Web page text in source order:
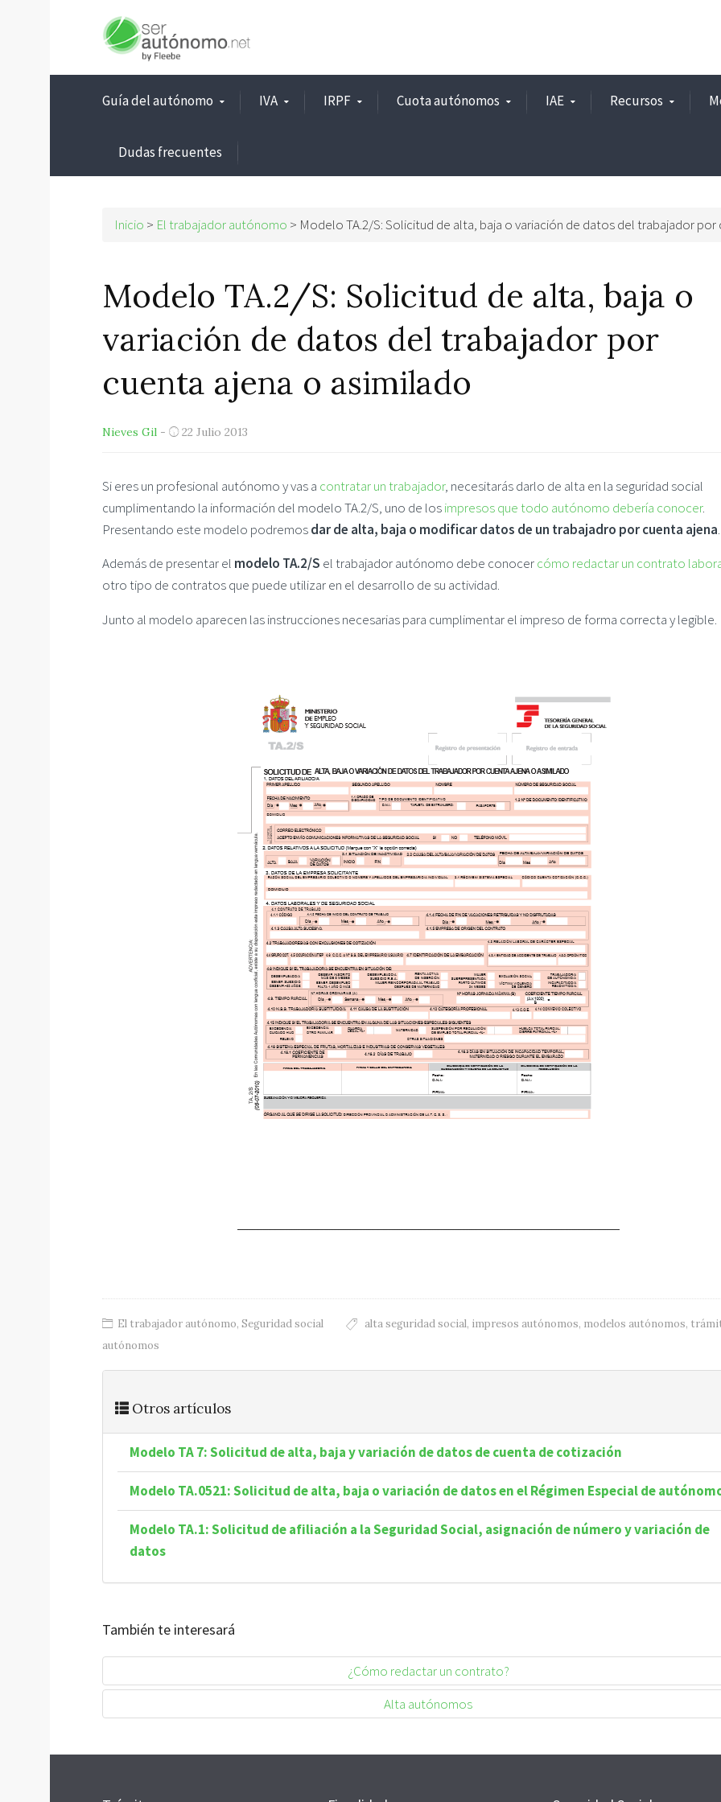
Guía del autónomo IVA IRPF Cuota autónomos IAE Recursos
Dudas frecuentes
Inicio > El trabajador autónomo > Modelo TA.2/S: Solicitud de alta, baja o variación de datos del trabajador
Modelo TA.2/S: Solicitud de alta, baja o
variación de datos del trabajador por
cuenta ajena o asimilado
Nieves Gil - 22 Julio 2013
Si eres un profesional autónomo y vas a contratar un trabajador, necesitarás darlo de alta en la seguridad social
cumplimentando la información del modelo TA.2/S, uno de losimpresos que todo autónomo debería conocer.
Presentando este modelo podremosdar de alta, baja o modificar datos de un trabajadro por cuenta ajena.
Además de presentar el modelo TA.2/S el trabajador autónomo debe conocercómo redactar un contrato
otro tipo de contratos que puede utilizar en el desarrollo de su actividad.
Junto al modelo aparecen las instrucciones necesarias para cumplimentar el impreso de forma correcta y legible.
El trabajador autónomo, Seguridad social alta seguridad social, impresos autónomos, modelos autónomos,
autónomos
Otros artículos
Modelo TA 7: Solicitud de alta, baja y variación de datos de cuenta de cotización
Modelo TA.0521: Solicitud de alta, baja o variación de datos en el Régimen Especial de
Modelo TA.1: Solicitud de afiliación a la Seguridad Social, asignación de número y variación de
datos
También te interesará
¿Cómo redactar un contrato?
Alta autónomos